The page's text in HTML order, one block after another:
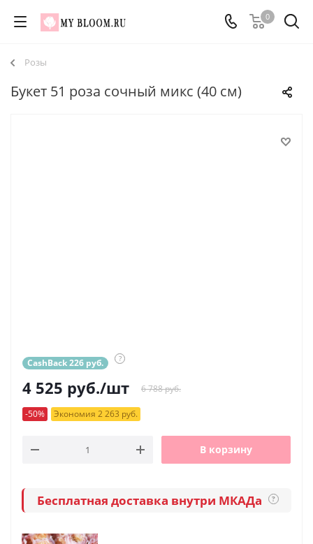
0
Розы
Букет 51 роза сочный микс (40 см)
CashBack 226 руб. ?
4 525 руб./шт 6 788 руб.
-50% Экономия 2 263 руб.
В корзину
Бесплатная доставка внутри МКАДа ?